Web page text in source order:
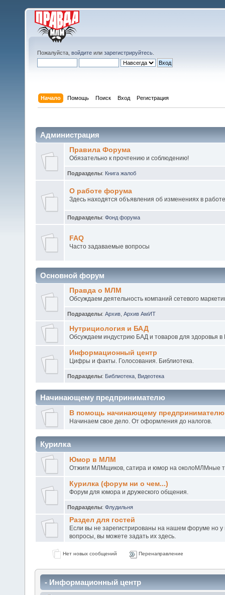
Пожалуйста, войдите или зарегистрируйтесь
Начало Помощь Поиск Вход Регистрация
Администрация
Правила Форума
Обязательно к прочтению и соблюдению!
Подразделы: Книга жалоб
О работе форума
Здесь находятся объявления об изменениях в
Подразделы: Фонд форума
FAQ
Часто задаваемые вопросы
Основной форум
Правда о МЛМ
Обсуждаем деятельность компаний сетевого
Подразделы: Архив Архив АмИТ
Нутрициология и БАД
Обсуждаем индустрию БАД и товаров для здоровья
Информационный центр
Цифры и факты. Голосования. Библиотека.
Подразделы: Библиотека Видеотека
Начинающему предпринимателю
В помощь начинающему предпринимателю
Начинаем свое дело. От оформления до налогов.
Курилка
Юмор в МЛМ
Отжиги МЛМщиков, сатира и юмор на околоМЛМные
Курилка (форум ни о чем...)
Форум для юмора и дружеского общения.
Подразделы: Флудильня
Раздел для гостей
Если вы не зарегистрированы на нашем форуме но у
вопросы, вы можете задать их здесь.
Нет новых сообщений Перенаправление
- Информационный центр